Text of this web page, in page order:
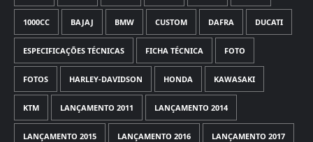
1000CC BAJAJ BMW CUSTOM DAFRA DUCATI
ESPECIFICAÇÕES TÉCNICAS FICHA TÉCNICA FOTO
FOTOS HARLEY-DAVIDSON HONDA KAWASAKI
KTM LANÇAMENTO 2011 LANÇAMENTO 2014
LANÇAMENTO 2015 LANÇAMENTO 2016 LANÇAMENTO 2017